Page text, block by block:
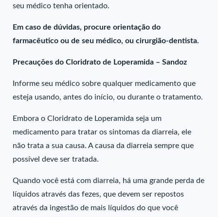
seu médico tenha orientado.
Em caso de dúvidas, procure orientação do
farmacêutico ou de seu médico, ou cirurgião-dentista.
Precauções do Cloridrato de Loperamida – Sandoz
Informe seu médico sobre qualquer medicamento que
esteja usando, antes do início, ou durante o tratamento.
Embora o Cloridrato de Loperamida seja um
medicamento para tratar os sintomas da diarreia, ele
não trata a sua causa. A causa da diarreia sempre que
possível deve ser tratada.
Quando você está com diarreia, há uma grande perda de
líquidos através das fezes, que devem ser repostos
através da ingestão de mais líquidos do que você